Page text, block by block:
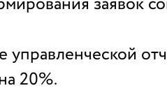
управленческой
20%.